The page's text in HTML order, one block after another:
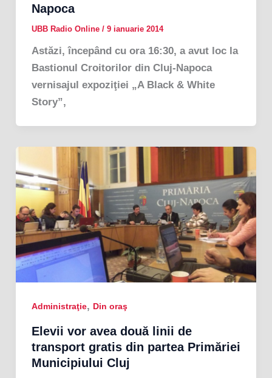
Napoca
UBB Radio Online / 9 ianuarie 2014
Astăzi, începând cu ora 16:30, a avut loc la
Bastionul Croitorilor din Cluj-Napoca
vernisajul expoziţiei „A Black & White
Story”,
Administraţie, Din oraş
Elevii vor avea două linii de
transport gratis din partea Primăriei
Municipiului Cluj